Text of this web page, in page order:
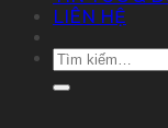
LIÊN HỆ
Tìm
kiếm: